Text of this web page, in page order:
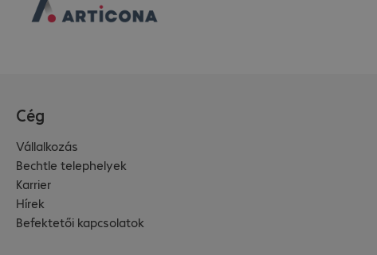
Cég
Vállalkozás
Bechtle telephelyek
Karrier
Hírek
Befektetői kapcsolatok